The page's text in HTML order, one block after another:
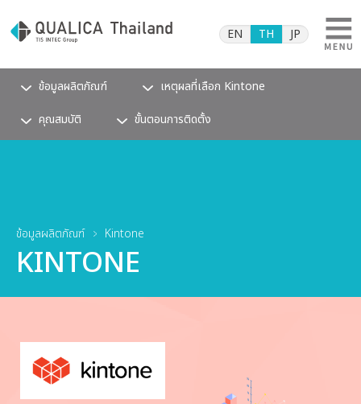
EN TH JP
ข้อมูลผลิตภัณฑ์
เหตุผลที่เลือก Kintone
คุณสมบัติ
ขั้นตอนการติดตั้ง
ข้อมูลผลิตภัณฑ์ Kintone
KINTONE